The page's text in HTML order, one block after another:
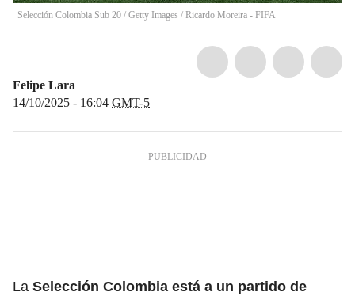
Selección Colombia Sub 20 / Getty Images / Ricardo Moreira - FIFA
Felipe Lara
14/10/2025 - 16:04 GMT-5
La Selección Colombia está a un partido de